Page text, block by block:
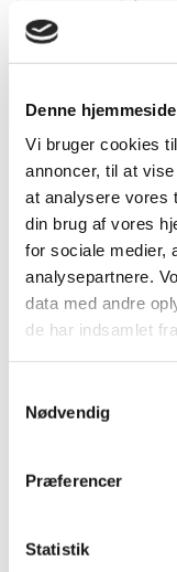
Denne
Vi bruger cookies
annoncer, til at
at analysere vores
din brug af vores
for sociale medier,
analysepartnere.
data med andre
de har indsamlet
Nødvendig
Præferencer
Statistik
Specifikationer
DB.nr.
EAN-nr.
Bedst
FLERE VARIANTER